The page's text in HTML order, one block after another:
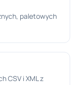
paletowych
CSV i XML z